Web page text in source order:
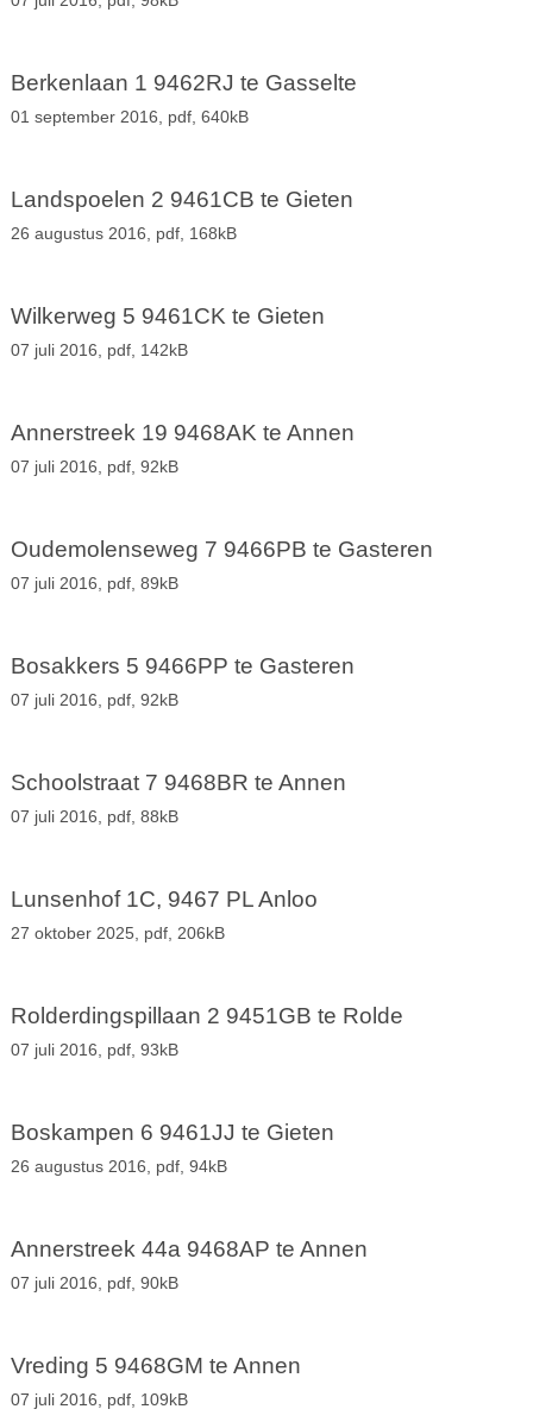
Berkenlaan 1 9462RJ te Gasselte
01 september 2016, pdf, 640kB
Landspoelen 2 9461CB te Gieten
26 augustus 2016, pdf, 168kB
Wilkerweg 5 9461CK te Gieten
07 juli 2016, pdf, 142kB
Annerstreek 19 9468AK te Annen
07 juli 2016, pdf, 92kB
Oudemolenseweg 7 9466PB te Gasteren
07 juli 2016, pdf, 89kB
Bosakkers 5 9466PP te Gasteren
07 juli 2016, pdf, 92kB
Schoolstraat 7 9468BR te Annen
07 juli 2016, pdf, 88kB
Lunsenhof 1C, 9467 PL Anloo
27 oktober 2025, pdf, 206kB
Rolderdingspillaan 2 9451GB te Rolde
07 juli 2016, pdf, 93kB
Boskampen 6 9461JJ te Gieten
26 augustus 2016, pdf, 94kB
Annerstreek 44a 9468AP te Annen
07 juli 2016, pdf, 90kB
Vreding 5 9468GM te Annen
07 juli 2016, pdf, 109kB